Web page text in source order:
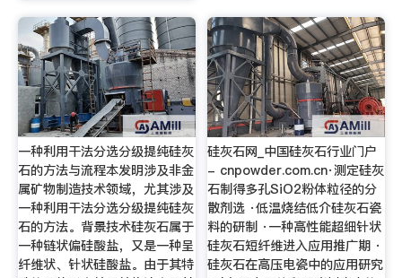
一种利用干法分选分级提纯硅灰
石的方法与流程本发明涉及非金
属矿物制造技术领域，尤其涉及
一种利用干法分选分级提纯硅灰
石的方法。背景技术硅灰石属于
一种链状偏硅酸盐，又是一种呈
纤维状、针状硅酸盐。由于其特
硅灰石网_中国硅灰石行业门户
- cnpowder.com.cn·测定硅灰
石制得多孔SiO2粉体粒径的分
散剂选 ·低温烧结低介硅灰石瓷
料的研制 ·一种高性能超细针状
硅灰石短纤维进入应用推广期 ·
硅灰石在高压电瓷中的应用研究